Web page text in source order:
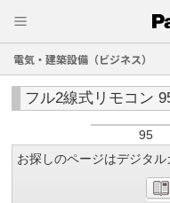
電気・建築設備（ビジネス）
フル2線式リモコン
95
お探しのページはデジタル